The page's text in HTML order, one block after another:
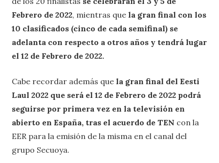
Febrero de 2022, mientras que la gran final con los
10 clasificados (cinco de cada semifinal) se
adelanta con respecto a otros años y tendrá lugar
el 12 de Febrero de 2022.
Cabe recordar además que la gran final del Eesti
Laul 2022 que será el 12 de Febrero de 2022 podrá
seguirse por primera vez en la televisión en
abierto en España, tras el acuerdo de TEN con la
EER para la emisión de la misma en el canal del
grupo Secuoya.